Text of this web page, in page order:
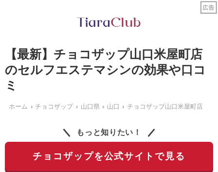
【最新】チョコザップ山口米屋町店
のセルフエステマシンの効果や口コ
ミ
ホーム チョコザップ 山口県 山口 チョコザップ山口米屋町店
もっと知りたい！
チョコザップを公式サイトで見る